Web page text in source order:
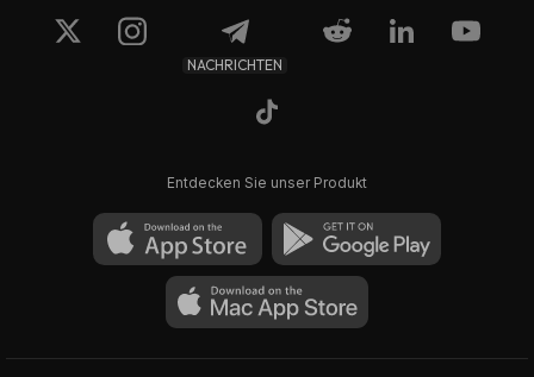
NACHRICHTEN
Entdecken Sie unser Produkt